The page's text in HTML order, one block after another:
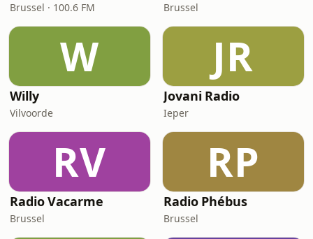
Brussel · 100.6 FM Brussel
W
Willy
Vilvoorde
JR
Jovani Radio
Ieper
RV
Radio Vacarme
Brussel
RP
Radio Phébus
Brussel